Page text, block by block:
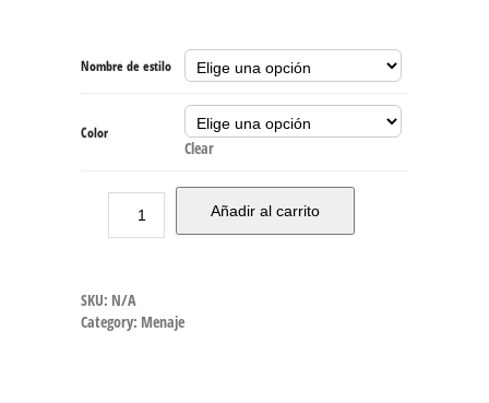
Nombre de estilo
Color
Clear
Añadir al carrito
SKU: N/A
Category: Menaje